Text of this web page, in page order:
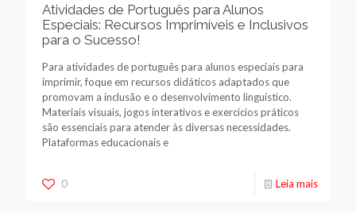
Atividades de Português para Alunos
Especiais: Recursos Imprimíveis e Inclusivos
para o Sucesso!
Para atividades de português para alunos especiais para
imprimir, foque em recursos didáticos adaptados que
promovam a inclusão e o desenvolvimento linguístico.
Materiais visuais, jogos interativos e exercícios práticos
são essenciais para atender às diversas necessidades.
Plataformas educacionais e
0 Leia mais